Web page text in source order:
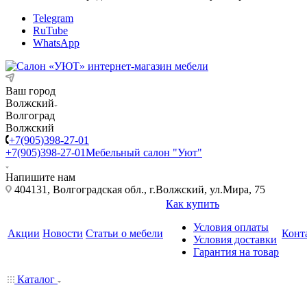
Telegram
RuTube
WhatsApp
Ваш город
Волжский
Волгоград
Волжский
+7(905)398-27-01
+7(905)398-27-01Мебельный салон "Уют"
Напишите нам
404131, Волгоградская обл., г.Волжский, ул.Мира, 75
Акции Новости Статьи о мебели
Как купить
Условия оплаты
Условия доставки
Гарантия на товар
Каталог